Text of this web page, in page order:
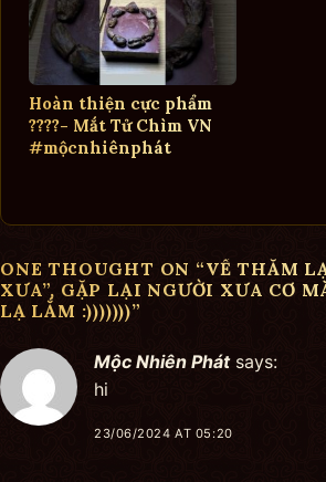
Hoàn thiện cực phẩm
????- Mắt Tử Chìm VN
#mộcnhiênphát
ONE THOUGHT ON “VỀ THĂM
XƯA”, GẶP LẠI NGƯỜI XƯA CƠ
LẠ LẮM :)))))))”
Mộc Nhiên Phát says:
hi
23/06/2024 AT 05:20